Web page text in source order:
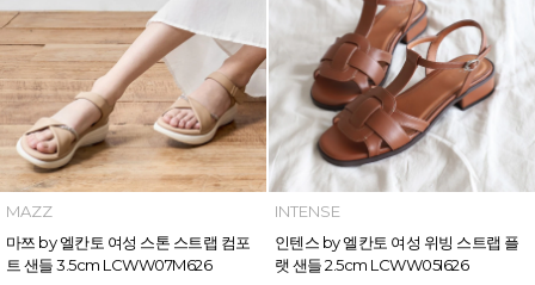
MAZZ
마쯔 by 엘칸토 여성 스톤 스트랩 컴포
트 샌들 3.5cm LCWW07M626
INTENSE
인텐스 by 엘칸토 여성 위빙 스트랩 플
랫 샌들 2.5cm LCWW05I626